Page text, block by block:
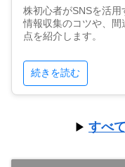
株初心者がSNSを活用
情報収集のコツや、
点を紹介します。
続きを読む
▶ すべ